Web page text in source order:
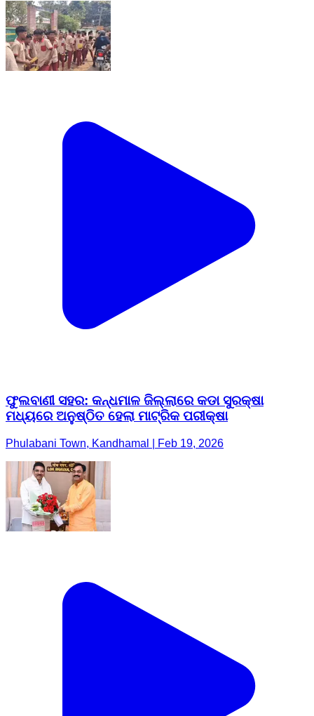
ଫୁଲବାଣୀ ସହର: କନ୍ଧମାଳ ଜିଲ୍ଲାରେ କଡା ସୁରକ୍ଷା
ମଧ୍ୟରେ ଅନୁଷ୍ଠିତ ହେଲା ମାଟ୍ରିକ ପରୀକ୍ଷା
Phulabani Town, Kandhamal | Feb 19, 2026